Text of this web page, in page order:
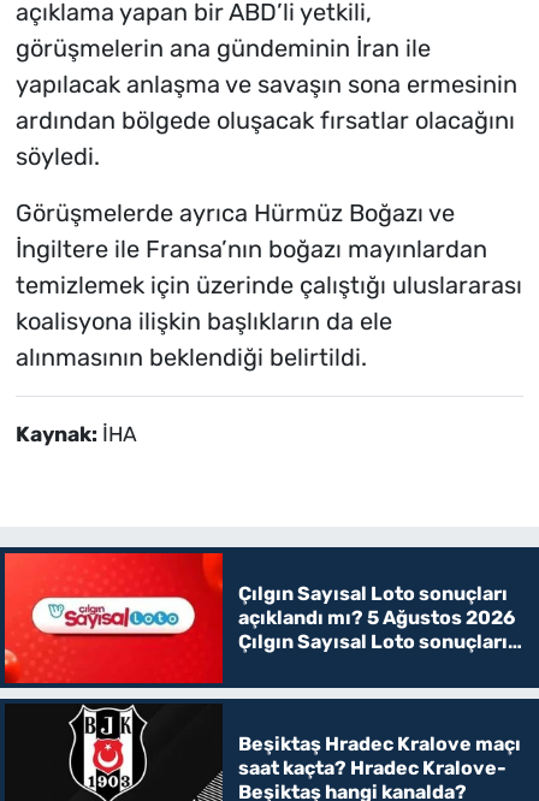
açıklama yapan bir ABD’li yetkili,
görüşmelerin ana gündeminin İran ile
yapılacak anlaşma ve savaşın sona ermesinin
ardından bölgede oluşacak fırsatlar olacağını
söyledi.
Görüşmelerde ayrıca Hürmüz Boğazı ve
İngiltere ile Fransa’nın boğazı mayınlardan
temizlemek için üzerinde çalıştığı uluslararası
koalisyona ilişkin başlıkların da ele
alınmasının beklendiği belirtildi.
Kaynak: İHA
Çılgın Sayısal Loto sonuçları
açıklandı mı? 5 Ağustos 2026
Çılgın Sayısal Loto sonuçları
Beşiktaş Hradec Kralove maçı
saat kaçta? Hradec Kralove-
Beşiktaş hangi kanalda?